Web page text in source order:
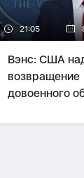
21:05
Вэнс: США
возвращение
довоенного
Ормуз